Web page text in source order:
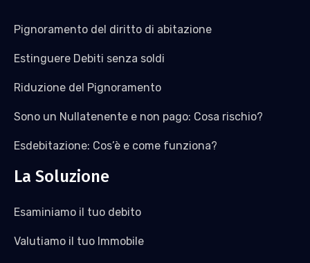
Pignoramento del diritto di abitazione
Estinguere Debiti senza soldi
Riduzione del Pignoramento
Sono un Nullatenente e non pago: Cosa rischio?
Esdebitazione: Cos’è e come funziona?
La Soluzione
Esaminiamo il tuo debito
Valutiamo il tuo Immobile